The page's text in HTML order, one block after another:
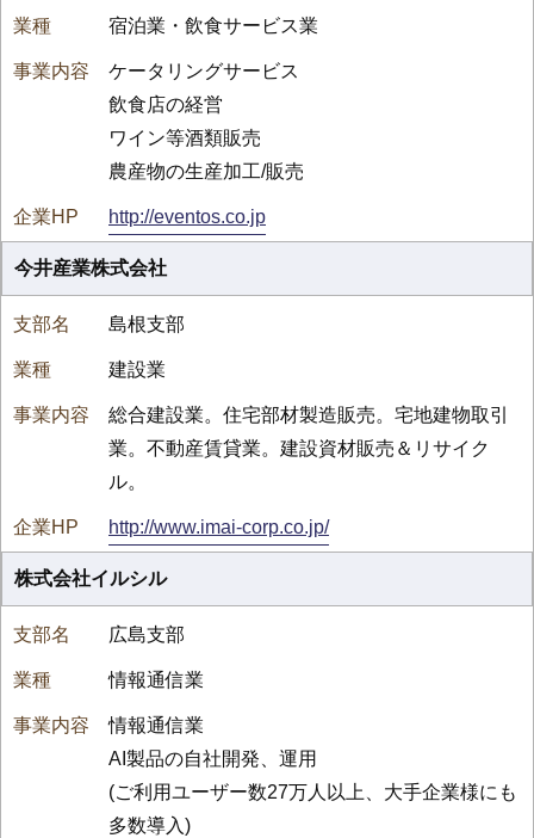
宿泊業・飲食サービス業
ケータリングサービス
飲食店の経営
ワイン等酒類販売
農産物の生産加工/販売
http://eventos.co.jp
今井産業株式会社
島根支部
建設業
総合建設業。住宅部材製造販売。宅地建物取引
業。不動産賃貸業。建設資材販売＆リサイク
ル。
http://www.imai-corp.co.jp/
株式会社イルシル
広島支部
情報通信業
情報通信業
AI製品の自社開発、運用
(ご利用ユーザー数27万人以上、大手企業様にも
多数導入)